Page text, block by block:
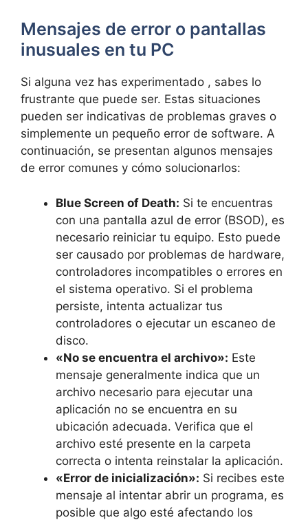
Mensajes de error o pantallas
inusuales ⁤en tu PC
Si alguna vez has experimentado , ​sabes lo
‌frustrante⁢ que puede ⁢ser. Estas situaciones
pueden⁢ ser indicativas de⁢ problemas graves o⁢
simplemente un pequeño error de software. A
continuación, se presentan algunos mensajes
de error comunes y cómo solucionarlos:
Blue Screen of Death: Si te encuentras
con una ‌pantalla azul de⁤ error (BSOD), es
necesario reiniciar tu equipo. ⁣Esto puede
ser causado por problemas⁢ de hardware,‍
controladores incompatibles o errores en
el sistema operativo. Si el ⁤problema
persiste, intenta actualizar tus⁤
controladores o ejecutar un escaneo de
disco.
«No⁢ se encuentra el archivo»: Este
mensaje generalmente indica que un
archivo necesario para ejecutar una
aplicación no se encuentra en su
ubicación⁢ adecuada.​ Verifica ‍que el​
archivo esté presente en la carpeta
correcta o⁤ intenta reinstalar la aplicación.
«Error de inicialización»: Si recibes este⁢
mensaje al intentar abrir un programa, es
posible que algo esté afectando los